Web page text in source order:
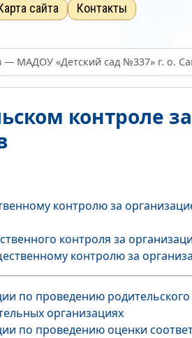
сайта Контакты
— МАДОУ «Детский сад №337» г. о.
контроле
контролю за
контроля за
контролю за
по проведению
организациях
по проведению оценки